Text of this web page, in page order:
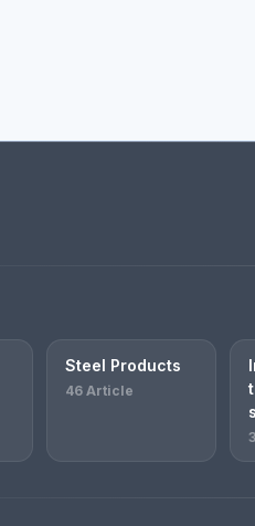
Steel Products
46 Article